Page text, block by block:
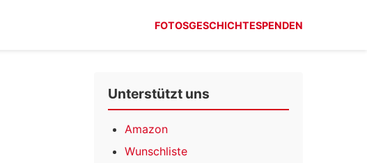
FOTOSGESCHICHTESPENDEN
Unterstützt uns
Amazon
Wunschliste